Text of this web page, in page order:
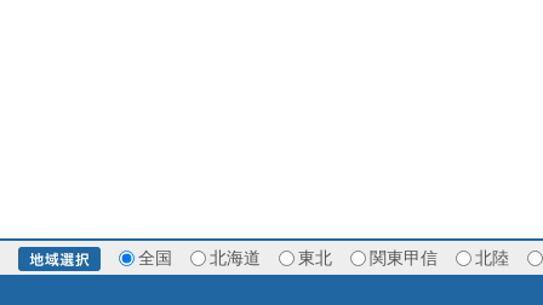
全国 北海道 東北 関東甲信 北陸